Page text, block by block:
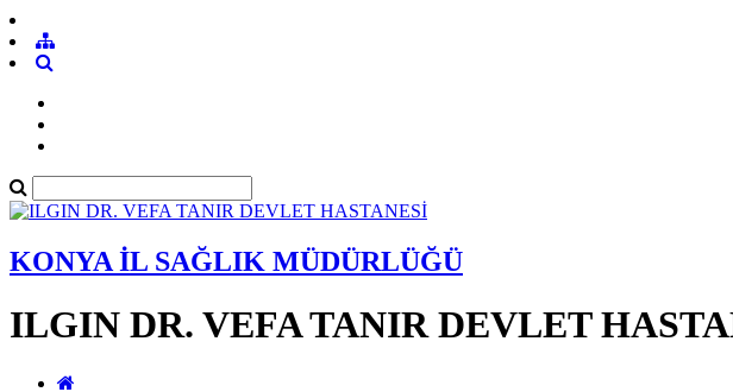
KONYA İL SAĞLIK MÜDÜRLÜĞÜ
ILGIN DR. VEFA TANIR DEVLET